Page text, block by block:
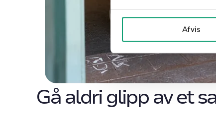
k
v
a
l
Afvis
Gå aldri glipp av et